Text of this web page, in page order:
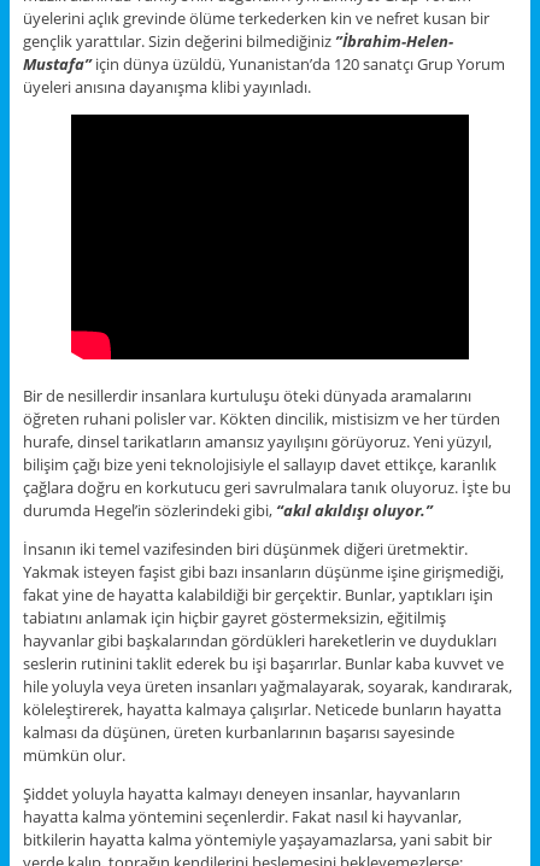
üyelerini açlık grevinde ölüme terkederken kin ve nefret kusan bir
gençlik yarattılar. Sizin değerini bilmediğiniz ”İbrahim-Helen-
Mustafa”için dünya üzüldü, Yunanistan’da 120 sanatçı Grup Yorum
üyeleri anısına dayanışma klibi yayınladı.
Bir de nesillerdir insanlara kurtuluşu öteki dünyada aramalarını
öğreten ruhani polisler var. Kökten dincilik, mistisizm ve her türden
hurafe, dinsel tarikatların amansız yayılışını görüyoruz. Yeni yüzyıl,
bilişim çağı bize yeni teknolojisiyle el sallayıp davet ettikçe, karanlık
çağlara doğru en korkutucu geri savrulmalara tanık oluyoruz. İşte bu
durumda Hegel’in sözlerindeki gibi, “akıl akıldışı oluyor.”
İnsanın iki temel vazifesinden biri düşünmek diğeri üretmektir.
Yakmak isteyen faşist gibi bazı insanların düşünme işine girişmediği,
fakat yine de hayatta kalabildiği bir gerçektir. Bunlar, yaptıkları işin
tabiatını anlamak için hiçbir gayret göstermeksizin, eğitilmiş
hayvanlar gibi başkalarından gördükleri hareketlerin ve duydukları
seslerin rutinini taklit ederek bu işi başarırlar. Bunlar kaba kuvvet ve
hile yoluyla veya üreten insanları yağmalayarak, soyarak, kandırarak,
köleleştirerek, hayatta kalmaya çalışırlar. Neticede bunların hayatta
kalması da düşünen, üreten kurbanlarının başarısı sayesinde
mümkün olur.
Şiddet yoluyla hayatta kalmayı deneyen insanlar, hayvanların
hayatta kalma yöntemini seçenlerdir. Fakat nasıl ki hayvanlar,
bitkilerin hayatta kalma yöntemiyle yaşayamazlarsa, yani sabit bir